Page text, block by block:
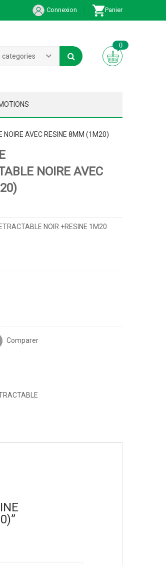
Connexion Panier
categories
0
AVEC RESINE 8MM (1M20)
NOIRE AVEC
NOIR +RESINE 1M20
Comparer